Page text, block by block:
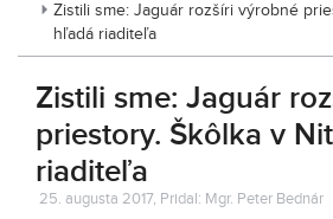
Zistili sme: Jaguár rozšíri výrobné
hľadá riaditeľa
Zistili sme: Jaguár
priestory. Škôlka v
riaditeľa
25. augusta 2017, Pridal: Mgr. Peter Bednár